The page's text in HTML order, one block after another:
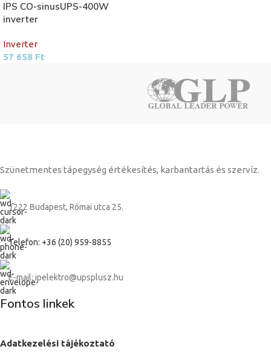
IPS CO-sinusUPS-400W
inverter
Inverter
57 658 Ft
Szünetmentes tápegység értékesítés, karbantartás és szervíz.
1222 Budapest, Római utca 25.
Telefon: +36 (20) 959-8855
E-mail: ipelektro@upsplusz.hu
Fontos linkek
Adatkezelési tájékoztató